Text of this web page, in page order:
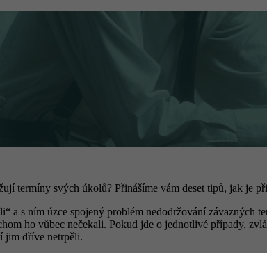
termíny svých úkolů? Přinášíme vám deset tipů, jak je
a s ním úzce spojený problém nedodržování závazných
ho vůbec nečekali. Pokud jde o jednotlivé případy,
jim dříve netrpěli.